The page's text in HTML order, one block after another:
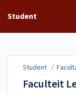
Student
Student /
Faculteit